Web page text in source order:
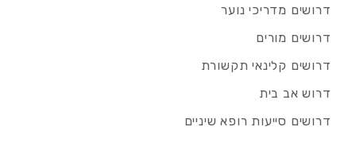
דרושים מדריכי נוער
דרושים מורים
דרושים קלינאי תקשורת
דרוש אב בית
דרושים סייעות רופא שיניים